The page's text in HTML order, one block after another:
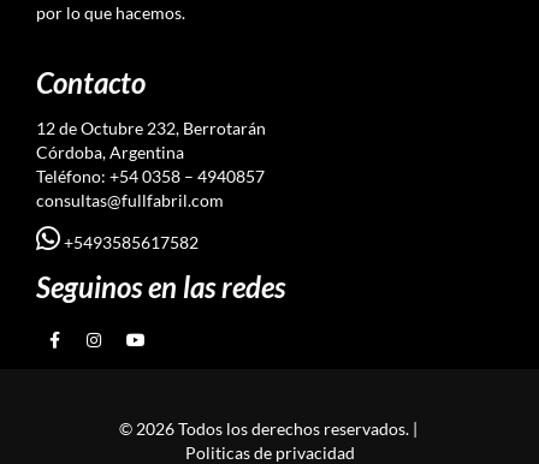
por lo que hacemos.
Contacto
12 de Octubre 232, Berrotarán
Córdoba, Argentina
Teléfono: +54 0358 – 4940857
consultas@fullfabril.com
+5493585617582
Seguinos en las redes
© 2026 Todos los derechos reservados. |
Politicas de privacidad